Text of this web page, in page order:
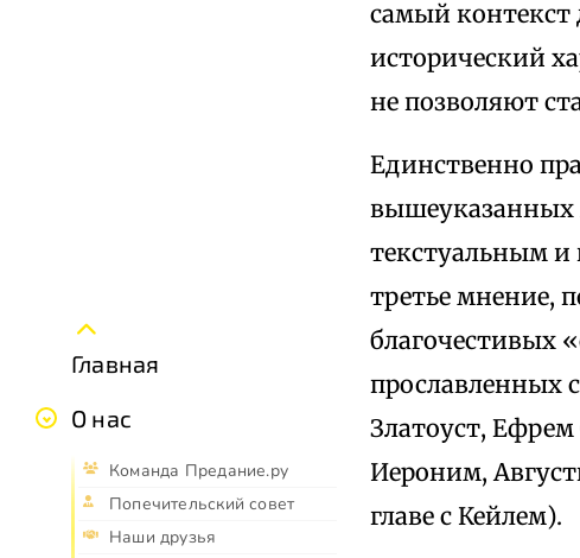
Главная
О нас
Команда Предание.ру
Попечительский совет
Наши друзья
самый контекст
исторический
не позволяют
Единственно
вышеуказанных
текстуальным
третье мнение,
благочестивых
прославленных
Златоуст,
Иероним,
главе с Кейлем).